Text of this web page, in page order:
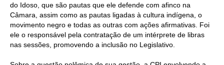
do Idoso, que são pautas que ele defende com afinco na
Câmara, assim como as pautas ligadas à cultura indígena, o
movimento negro e todas as outras com ações afirmativas. Foi
ele o responsável pela contratação de um intérprete de libras
nas sessões, promovendo a inclusão no Legislativo.